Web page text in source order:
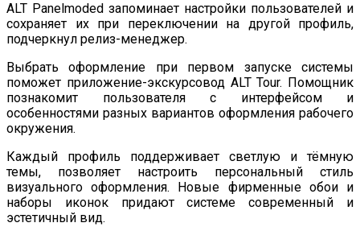
ALT Panelmoded запоминает настройки пользователей и
сохраняет их при переключении на другой профиль,
подчеркнул релиз-менеджер.
Выбрать оформление при первом запуске системы
поможет приложение-экскурсовод ALT Tour. Помощник
познакомит пользователя с интерфейсом и
особенностями разных вариантов оформления рабочего
окружения.
Каждый профиль поддерживает светлую и тёмную
темы, позволяет настроить персональный стиль
визуального оформления. Новые фирменные обои и
наборы иконок придают системе современный и
эстетичный вид.